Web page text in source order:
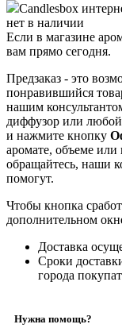
Candlesbox
нет в наличии
Если в магазине
вам прямо сегодня.
Предзаказ - это
понравившийся
нашим
диффузор или любой
и нажмите кнопку
аромате, объеме или
обращайтесь, наши
помогут.
Чтобы кнопка
дополнительном
Доставка
Сроки
города
Нужна помощь?